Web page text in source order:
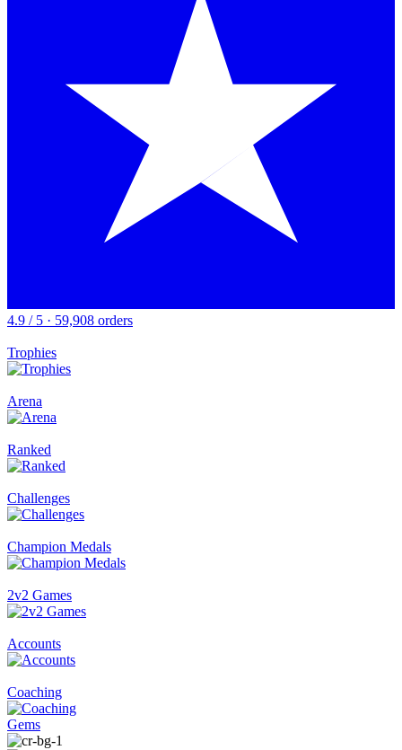
4.9 / 5 · 59,908 orders
Trophies
Arena
Ranked
Challenges
Champion Medals
2v2 Games
Accounts
Coaching
Gems